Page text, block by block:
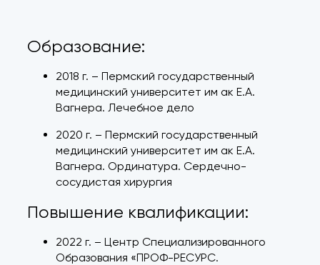
Образование:
2018 г. – Пермский государственный
медицинский университет им ак Е.А.
Вагнера. Лечебное дело
2020 г. – Пермский государственный
медицинский университет им ак Е.А.
Вагнера. Ординатура. Сердечно-
сосудистая хирургия
Повышение квалификации:
2022 г. – Центр Специализированного
Образования «ПРОФ-РЕСУРС.